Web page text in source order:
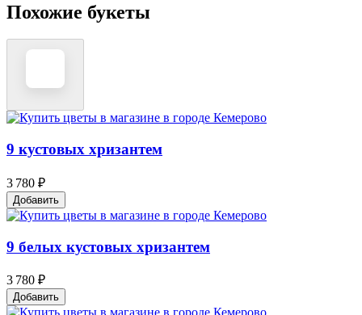
Похожие букеты
9 кустовых хризантем
3 780 ₽
Добавить
9 белых кустовых хризантем
3 780 ₽
Добавить